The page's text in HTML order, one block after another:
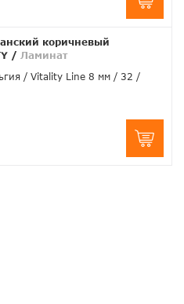
коричневый
/ Ламинат
Vitality Line 8 мм 32